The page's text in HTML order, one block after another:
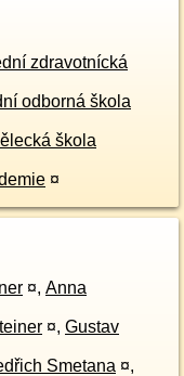
zdravotnícká
odborná škola
škola
¤
¤, Anna
¤, Gustav
Smetana ¤,